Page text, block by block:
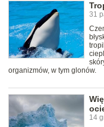
31
organizmów, w tym glonów.
14